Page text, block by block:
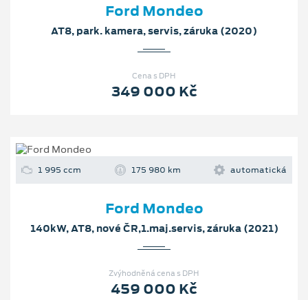
Ford Mondeo
AT8, park. kamera, servis, záruka (2020)
Cena s DPH
349 000 Kč
1 995 ccm 175 980 km automatická
Ford Mondeo
140kW, AT8, nové ČR,1.maj.servis, záruka (2021)
Zvýhodněná cena s DPH
459 000 Kč